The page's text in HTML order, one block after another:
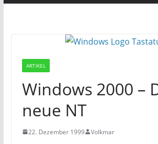
ARTIKEL
Windows 2000 –
neue NT
22. Dezember 1999 Volkmar